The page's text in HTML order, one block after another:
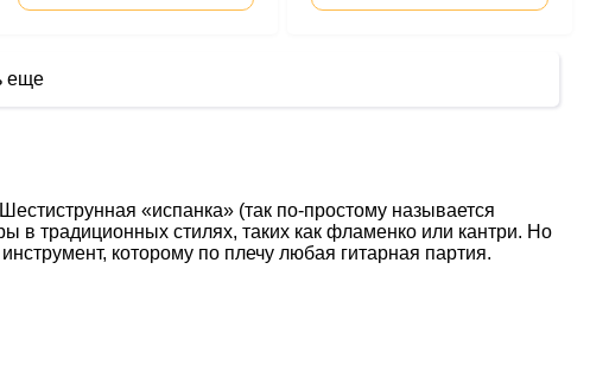
еще
«испанка» (так по-простому называется
в традиционных стилях, таких как фламенко или кантри. Но
которому по плечу любая гитарная партия.